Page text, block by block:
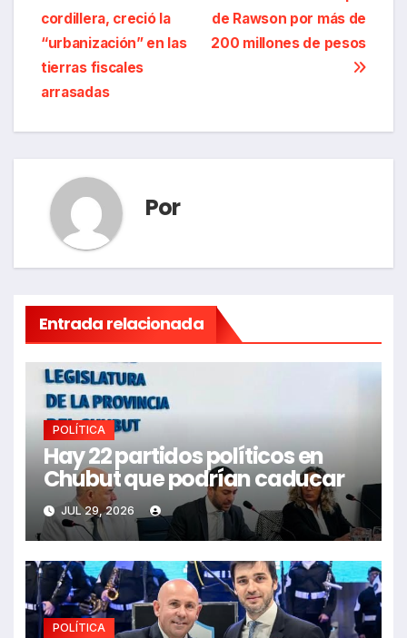
de
entradas
de Rawson por más de
200 millones de pesos
cordillera, creció la
“urbanización” en las
tierras fiscales
arrasadas
Por
Entrada relacionada
POLÍTICA
Hay 22 partidos políticos en
Chubut que podrían caducar
JUL 29, 2026
POLÍTICA